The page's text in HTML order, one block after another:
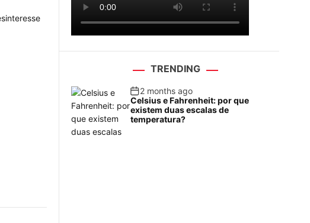
TRENDING
2 months ago
Celsius e Fahrenheit: por que
existem duas escalas de
temperatura?